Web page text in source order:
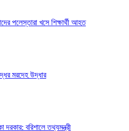
পলেস্তারা খসে শিক্ষার্থী আহত
মরদেহ উদ্ধার
দরকার: বরিশালে তথ্যমন্ত্রী